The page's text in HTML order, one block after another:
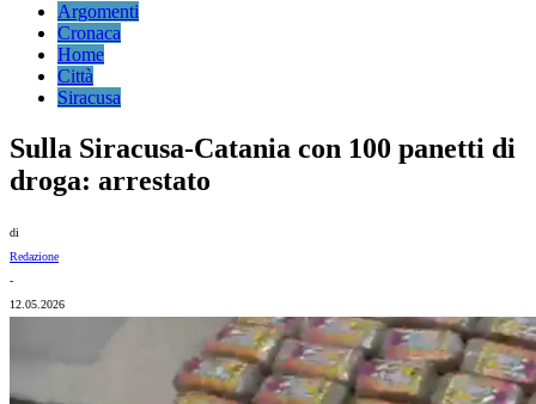
Argomenti
Cronaca
Home
Città
Siracusa
Sulla Siracusa-Catania con 100 panetti di
droga: arrestato
di
Redazione
-
12.05.2026